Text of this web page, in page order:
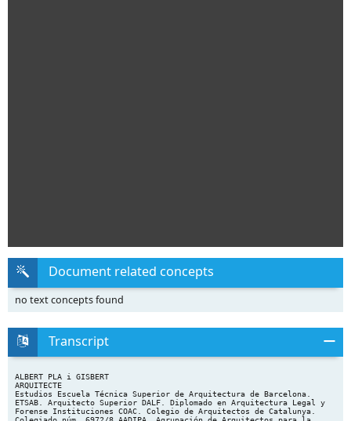
Document related concepts
no text concepts found
Transcript
ALBERT PLA i GISBERT
ARQUITECTE
Estudios Escuela Técnica Superior de Arquitectura de Barcelona.
ETSAB. Arquitecto Superior DALF. Diplomado en Arquitectura Legal y
Forense Instituciones COAC. Colegio de Arquitectos de Catalunya.